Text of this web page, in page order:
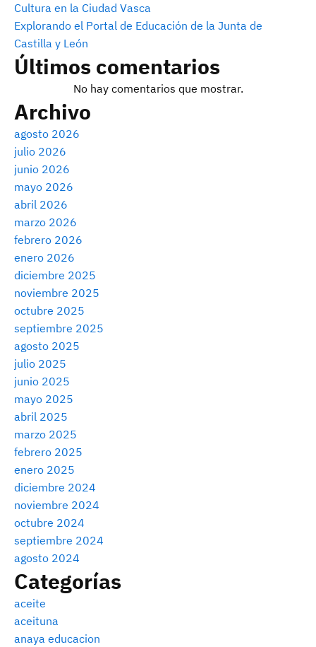
Cultura en la Ciudad Vasca
Explorando el Portal de Educación de la Junta de
Castilla y León
Últimos comentarios
No hay comentarios que mostrar.
Archivo
agosto 2026
julio 2026
junio 2026
mayo 2026
abril 2026
marzo 2026
febrero 2026
enero 2026
diciembre 2025
noviembre 2025
octubre 2025
septiembre 2025
agosto 2025
julio 2025
junio 2025
mayo 2025
abril 2025
marzo 2025
febrero 2025
enero 2025
diciembre 2024
noviembre 2024
octubre 2024
septiembre 2024
agosto 2024
Categorías
aceite
aceituna
anaya educacion